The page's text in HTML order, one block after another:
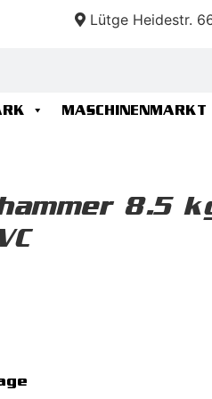
Lütge Heidestr.
MASCHINENMARKT
8.5